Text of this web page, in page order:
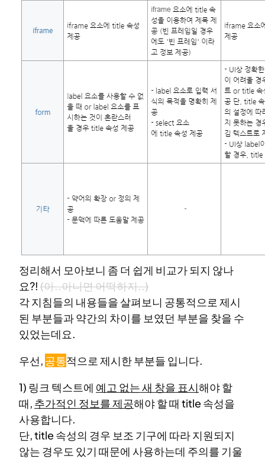
정리해서 모아보니 좀 더 쉽게 비교가 되지 않나
요?! (아..아니면 어떡하지..)
각 지침들의 내용들을 살펴보니 공통적으로 제시
된 부분들과 약간의 차이를 보였던 부분을 찾을 수
있었는데요.
우선, 공통적으로 제시한 부분들 입니다.
1) 링크 텍스트에 예고 없는 새 창을 표시해야 할
때, 추가적인 정보를 제공해야 할 때 title 속성을
사용합니다.
단, title 속성의 경우 보조 기구에 따라 지원되지
않는 경우도 있기 때문에 사용하는데 주의를 기울